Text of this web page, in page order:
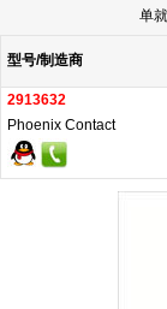
单
型号/制造商
2913632
Phoenix Contact